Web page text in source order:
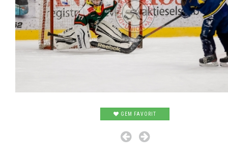
GEM FAVORIT